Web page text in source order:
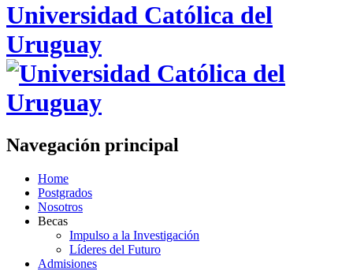
Universidad Católica del
Uruguay
Navegación principal
Home
Postgrados
Nosotros
Becas
Impulso a la Investigación
Líderes del Futuro
Admisiones